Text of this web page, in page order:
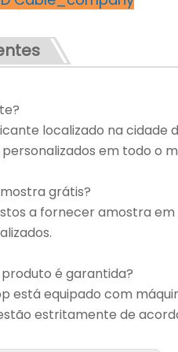
localizado na cidade
em todo o
grátis?
a fornecer amostra
é garantida?
está equipado com
estritamente de